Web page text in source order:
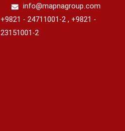
info@mapnagroup.com
+9821 - 24711001-2 , +9821 -
23151001-2